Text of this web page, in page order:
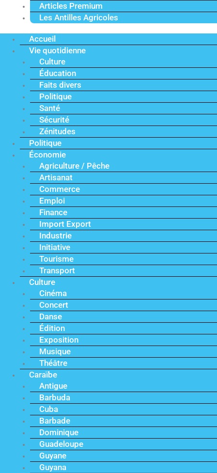
Articles Premium
Les Antilles Agricoles
Accueil
Vie quotidienne
Culture
Éducation
Faits divers
Politique
Santé
Sécurité
Zénitudes
Politique
Économie
Agriculture / Pêche
Artisanat
Commerce
Emploi
Finance
Import Export
Industrie
Initiative
Tourisme
Transport
Culture
Cinéma
Concert
Danse
Édition
Exposition
Musique
Théâtre
Caraïbe
Antigue
Barbuda
Cuba
Barbade
Dominique
Guadeloupe
Guyane
Guyana